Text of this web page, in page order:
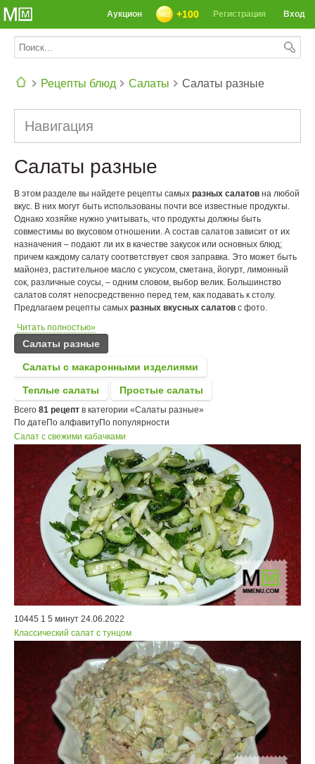
СЕГОДНЯ: 39142 РЕЦЕПТА
Вход
Регистрация
+100
Аукцион
Рецепты блюд Салаты Салаты разные
Навигация
Салаты разные
В этом разделе вы найдете рецепты самых разных салатов на любой
вкус. В них могут быть использованы почти все известные продукты.
Однако хозяйке нужно учитывать, что продукты должны быть
совместимы во вкусовом отношении. А состав салатов зависит от их
назначения – подают ли их в качестве закусок или основных блюд;
причем каждому салату соответствует своя заправка. Это может быть
майонез, растительное масло с уксусом, сметана, йогурт, лимонный
сок, различные соусы, – одним словом, выбор велик. Большинство
салатов солят непосредственно перед тем, как подавать к столу.
Предлагаем рецепты самых разных вкусных салатов с фото.
Читать полностью»
Салаты разные
Салаты с макаронными изделиями
Теплые салаты Простые салаты
Всего 81 рецепт в категории «Салаты разные»
По дате По алфавитуПо популярности
Салат с свежими кабачками
10445 1 5 минут 24.06.2022
Классический салат с тунцом